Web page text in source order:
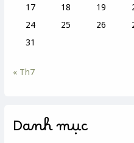
17 18 19
24
25 26
31
« Th7
Danh mục